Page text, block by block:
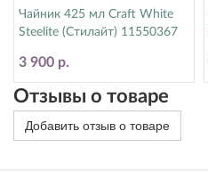
Чайник 425 мл Craft White
Steelite (Стилайт) 11550367
3 900 р.
Отзывы о товаре
Добавить отзыв о товаре